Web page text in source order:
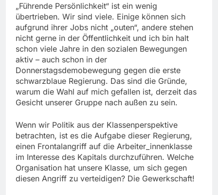
„Führende Persönlichkeit“ ist ein wenig
übertrieben. Wir sind viele. Einige können sich
aufgrund ihrer Jobs nicht „outen“, andere stehen
nicht gerne in der Öffentlichkeit und ich bin halt
schon viele Jahre in den sozialen Bewegungen
aktiv – auch schon in der
Donnerstagsdemobewegung gegen die erste
schwarzblaue Regierung. Das sind die Gründe,
warum die Wahl auf mich gefallen ist, derzeit das
Gesicht unserer Gruppe nach außen zu sein.
Wenn wir Politik aus der Klassenperspektive
betrachten, ist es die Aufgabe dieser Regierung,
einen Frontalangriff auf die Arbeiter_innenklasse
im Interesse des Kapitals durchzuführen. Welche
Organisation hat unsere Klasse, um sich gegen
diesen Angriff zu verteidigen? Die Gewerkschaft!